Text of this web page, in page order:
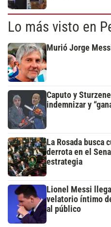
Lo más visto en
Murió Jorge
Caputo y
indemnizar y
La Rosada busca
derrota en el
estrategia
Lionel Messi
velatorio íntimo
al público